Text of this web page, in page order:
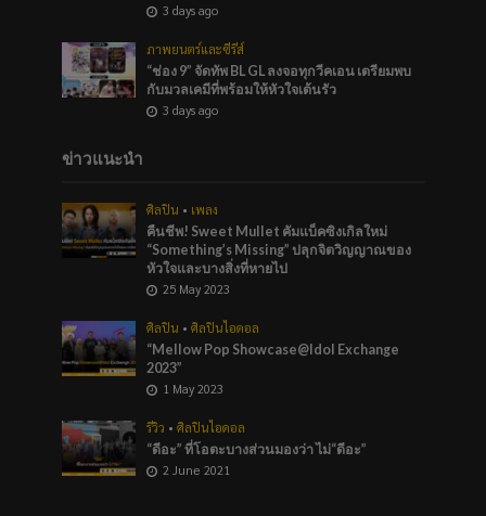
3 days ago
ภาพยนตร์และซีรีส์
“ช่อง 9” จัดทัพ BL GL ลงจอทุกวีคเอน เตรียมพบ
กับมวลเคมีที่พร้อมให้หัวใจเต้นรัว
3 days ago
ข่าวแนะนำ
ศิลปิน • เพลง
คืนชีพ! Sweet Mullet คัมแบ็คซิงเกิลใหม่
“Something’s Missing” ปลุกจิตวิญญาณของ
หัวใจและบางสิ่งที่หายไป
25 May 2023
ศิลปิน • ศิลปินไอดอล
“Mellow Pop Showcase@Idol Exchange
2023”
1 May 2023
รีวิว • ศิลปินไอดอล
“ดีอะ” ที่โอตะบางส่วนมองว่า ไม่“ดีอะ”
2 June 2021